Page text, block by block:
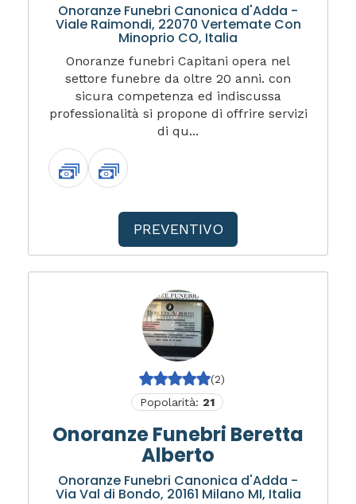
Onoranze Funebri Canonica d'Adda -
Viale Raimondi, 22070 Vertemate Con
Minoprio CO, Italia
Onoranze funebri Capitani opera nel
settore funebre da oltre 20 anni. con
sicura competenza ed indiscussa
professionalità si propone di offrire servizi
di qu...
PREVENTIVO
(2)
Popolarità: 21
Onoranze Funebri Beretta
Alberto
Onoranze Funebri Canonica d'Adda -
Via Val di Bondo, 20161 Milano MI, Italia